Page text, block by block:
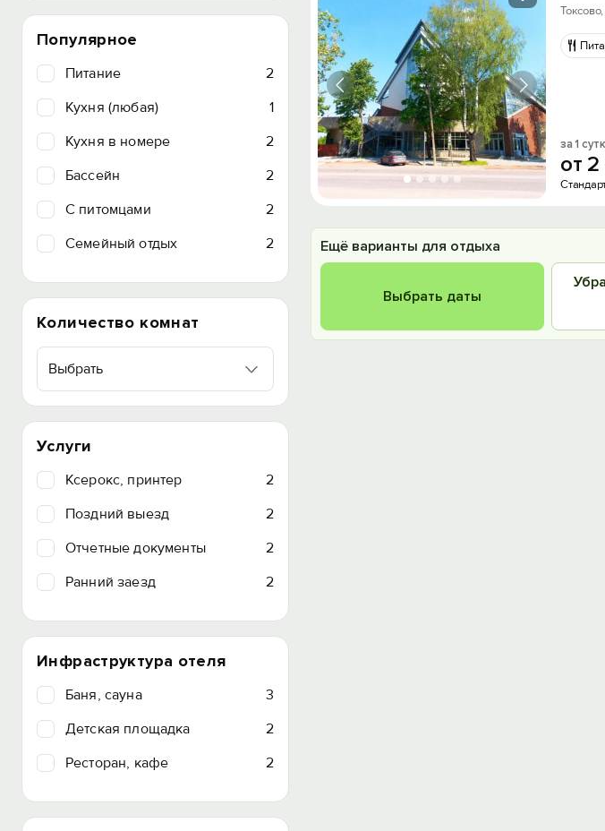
Популярное
Питание
2
Кухня (любая)
1
Кухня в номере
2
Бассейн
2
C питомцами
2
Семейный отдых
2
Количество комнат
Выбрать
Услуги
Ксерокс, принтер
2
Поздний выезд
2
Отчетные документы
2
Ранний заезд
2
Инфраструктура отеля
Баня, сауна
3
Детская площадка
2
Ресторан, кафе
2
за 1
от 2
Ещё варианты для отдыха
Выбрать даты